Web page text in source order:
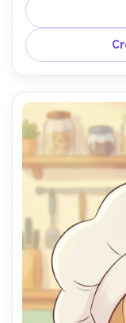
fantasía de
profundidad de